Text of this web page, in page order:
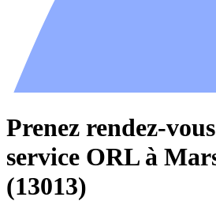
Prenez rendez-
service ORL à
(13013)